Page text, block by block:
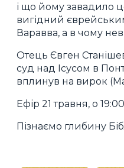
і що йому завадило
вигідний
Варавва, а в чому
Отець Євген
суд над Ісусом в
вплинув на вирок
Ефір 21 травня, о
Пізнаємо глибину